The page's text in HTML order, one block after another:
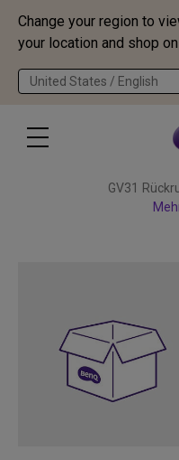
Change your region to
your location and shop
United States / English
GV31